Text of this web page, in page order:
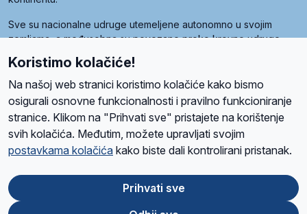
Sve su nacionalne udruge utemeljene autonomno u svojim
zemljama, a međusobna su povezane preko krovne udruge
Radio Maria). Svjetsku obitelj utemeljilo je sedam članica, među
kojima je i hrvatska Udruga Radio Marija.
O namaRadio ProgramVolonteriPrijateljiKontaktPravila privatnosti
Ova stranica je zaštićena Google reCAPTCHA sustavom
Koristimo kolačiće!
Na našoj web stranici koristimo kolačiće kako bismo
osigurali osnovne funkcionalnosti i pravilno funkcioniranje
stranice. Klikom na "Prihvati sve" pristajete na korištenje
svih kolačića. Međutim, možete upravljati svojim
postavkama kolačića kako biste dali kontrolirani pristanak.
Prihvati sve